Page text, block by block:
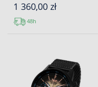
1 360,00 zł
48h